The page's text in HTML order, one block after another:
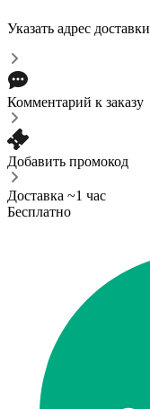
Указать адрес доставки
Комментарий к заказу
Добавить промокод
Доставка ~1 час
Бесплатно